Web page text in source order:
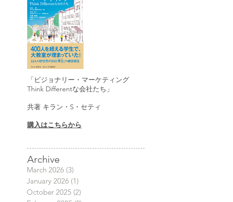
「ビジョナリー・マーケティング
Think Differentな会社たち」
共著 キラン・S・セティ
購入はこちらから
March 2026 (3)
January 2026 (1)
October 2025 (2)
Archive